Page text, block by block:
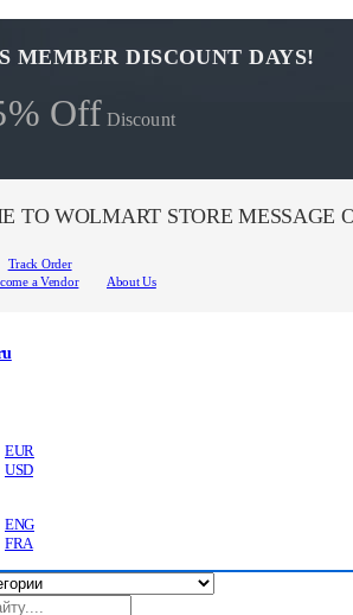
MEMBER DISCOUNT DAYS!
Off Discount
TO WOLMART STORE MESSAGE
Track Order
a Vendor
About Us
EUR
USD
ENG
FRA